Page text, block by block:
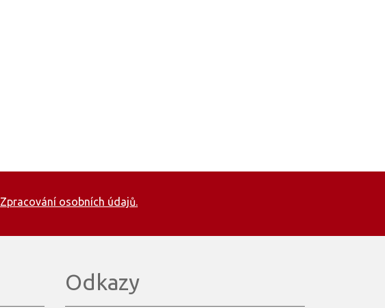
Zpracování osobních údajů.
Odkazy